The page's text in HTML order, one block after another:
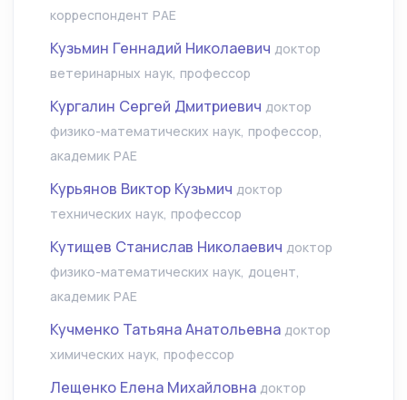
корреспондент РАЕ
Кузьмин Геннадий Николаевич доктор
ветеринарных наук, профессор
Кургалин Сергей Дмитриевич доктор
физико-математических наук, профессор,
академик РАЕ
Курьянов Виктор Кузьмич доктор
технических наук, профессор
Кутищев Станислав Николаевич доктор
физико-математических наук, доцент,
академик РАЕ
Кучменко Татьяна Анатольевна доктор
химических наук, профессор
Лещенко Елена Михайловна доктор